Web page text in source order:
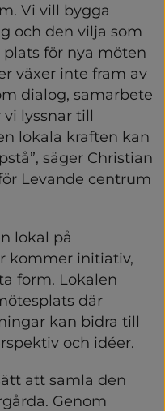
Vi vill bygga
och den vilja som
för nya möten
växer inte fram av
dialog, samarbete
lyssnar till
lokala kraften kan
säger Christian
Levande centrum
lokal på
kommer initiativ,
form. Lokalen
där
kan bidra till
och idéer.
att samla den
Genom